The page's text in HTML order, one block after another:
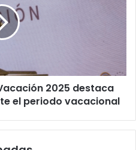
2025 destaca
el periodo vacacional